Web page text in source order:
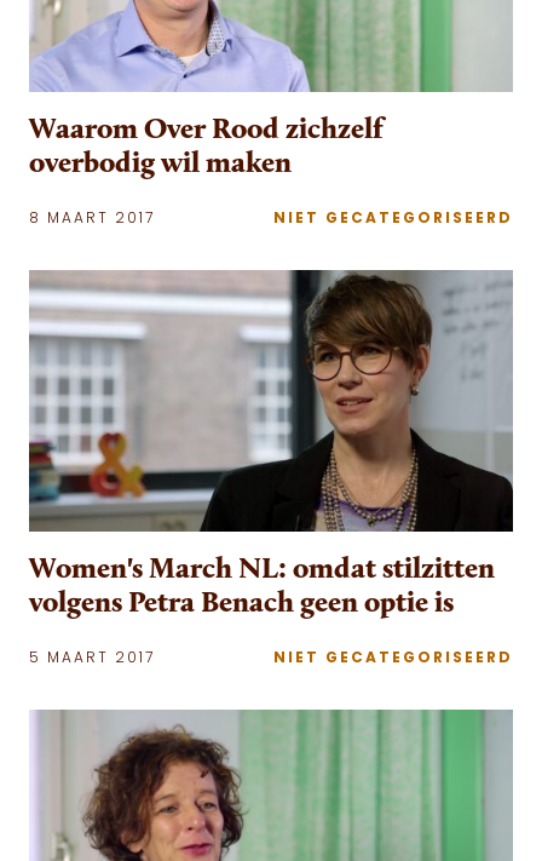
Waarom Over Rood zichzelf
overbodig wil maken
8 MAART 2017 NIET GECATEGORISEERD
Women's March NL: omdat stilzitten
volgens Petra Benach geen optie is
5 MAART 2017 NIET GECATEGORISEERD